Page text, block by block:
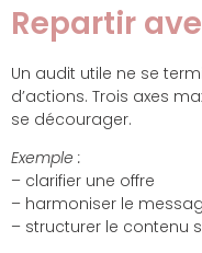
Repartir
Un audit utile ne se
d’actions. Trois axes
se décourager.
Exemple :
– clarifier une offre
– harmoniser le
– structurer le contenu